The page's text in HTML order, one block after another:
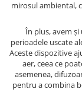
mirosul ambiental,
În plus, avem
perioadele uscate
Aceste dispozitive
aer, ceea ce
asemenea,
pentru a combina